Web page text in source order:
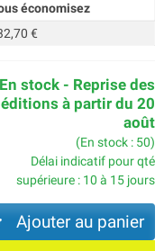
économisez
€
En stock - Reprise des
à partir du 20
août
(En stock : 50)
Délai indicatif pour qté
supérieure : 10 à 15 jours
Ajouter au panier